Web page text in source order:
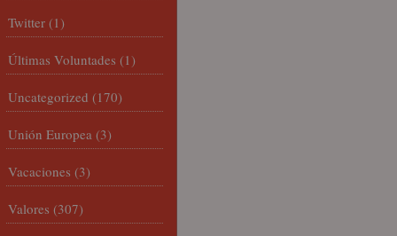
Twitter (1)
Últimas Voluntades (1)
Uncategorized (170)
Unión Europea (3)
Vacaciones (3)
Valores (307)